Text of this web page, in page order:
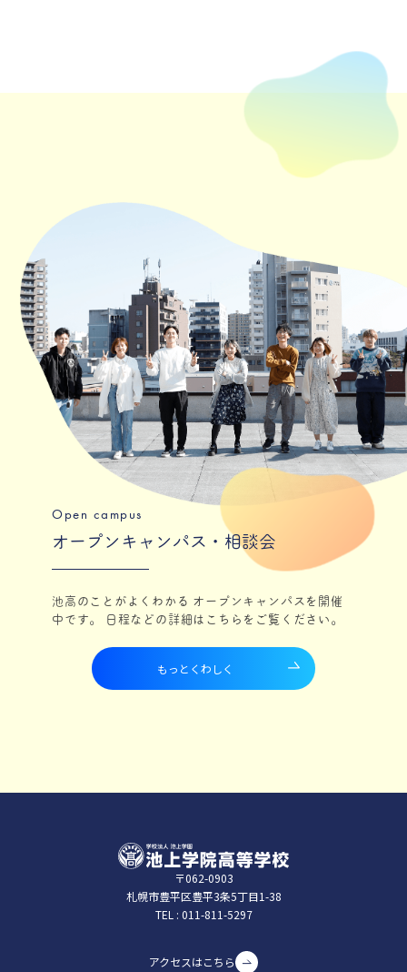
Open campus
オープンキャンパス・相談会
池高のことがよくわかる オープンキャンパスを開催
中です。 日程などの詳細はこちらをご覧ください。
もっとくわしく
〒062-0903
札幌市豊平区豊平3条5丁⽬1-38
TEL : 011-811-5297
アクセスはこちら